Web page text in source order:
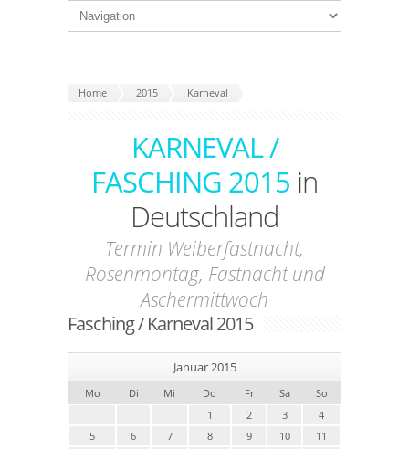
Home 2015 Karneval
KARNEVAL /
FASCHING 2015 in
Deutschland
Termin Weiberfastnacht,
Rosenmontag, Fastnacht und
Aschermittwoch
Fasching / Karneval 2015
Januar 2015
Mo Di Mi Do Fr Sa
So
1
2 3
4
5
6 7 8 9 10
11